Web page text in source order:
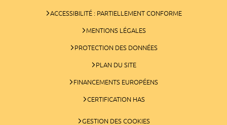
ACCESSIBILITÉ : PARTIELLEMENT CONFORME
MENTIONS LÉGALES
PROTECTION DES DONNÉES
PLAN DU SITE
FINANCEMENTS EUROPÉENS
CERTIFICATION HAS
GESTION DES COOKIES